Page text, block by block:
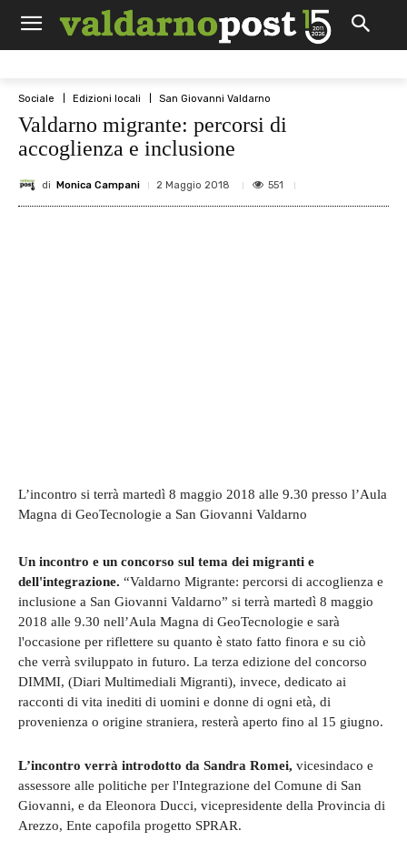
Sociale Edizioni locali San Giovanni Valdarno
Valdarno migrante: percorsi di
accoglienza e inclusione
di Monica Campani 2 Maggio 2018 551
L’incontro si terrà martedì 8 maggio 2018 alle 9.30 presso l’Aula
Magna di GeoTecnologie a San Giovanni Valdarno
Un incontro e un concorso sul tema dei migranti e
dell'integrazione. “Valdarno Migrante: percorsi di accoglienza e
inclusione a San Giovanni Valdarno” si terrà martedì 8 maggio
2018 alle 9.30 nell’Aula Magna di GeoTecnologie e sarà
l'occasione per riflettere su quanto è stato fatto finora e su ciò
che verrà sviluppato in futuro. La terza edizione del concorso
DIMMI, (Diari Multimediali Migranti), invece, dedicato ai
racconti di vita inediti di uomini e donne di ogni età, di
provenienza o origine straniera, resterà aperto fino al 15 giugno.
L’incontro verrà introdotto da Sandra Romei, vicesindaco e
assessore alle politiche per l'Integrazione del Comune di San
Giovanni, e da Eleonora Ducci, vicepresidente della Provincia di
Arezzo, Ente capofila progetto SPRAR.